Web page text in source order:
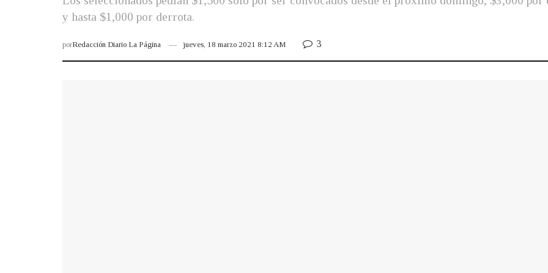
y hasta $1,000 por derrota.
porRedacción Diario La Página jueves, 18 marzo 2021 8:12 AM 3